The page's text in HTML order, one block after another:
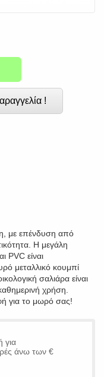
!
με επένδυση από
Η μεγάλη
PVC είναι
μεταλλικό κουμπί
σαλιάρα είναι
χρήση.
για το μωρό σας!
για
άνω των €